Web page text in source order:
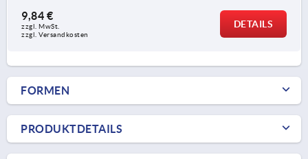
9,84 €
zzgl. MwSt.
zzgl. Versandkosten
DETAILS
FORMEN
PRODUKTDETAILS